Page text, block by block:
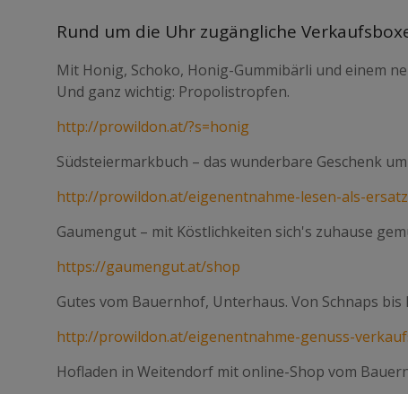
Rund um die Uhr zugängliche
Mit Honig, Schoko, Honig-Gummibärli und einem
Und ganz wichtig: Propolistropfen.
http://prowildon.at/?s=honig
Südsteiermarkbuch – das wunderbare Geschenk
http://prowildon.at/eigenentnahme-lesen-als-
Gaumengut – mit Köstlichkeiten sich's zuhause
https://gaumengut.at/shop
Gutes vom Bauernhof, Unterhaus. Von Schnaps bis
http://prowildon.at/eigenentnahme-genuss-
Hofladen in Weitendorf mit online-Shop vom